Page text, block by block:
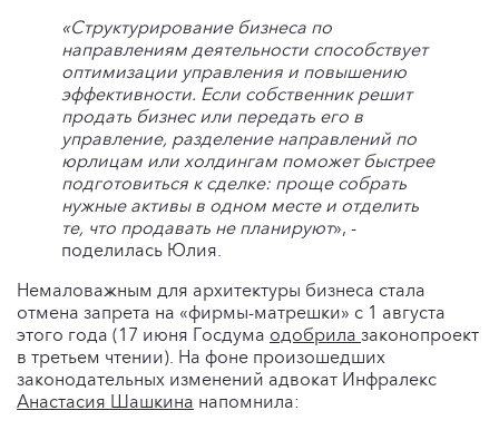
«Структурирование бизнеса по
направлениям деятельности способствует
оптимизации управления и повышению
эффективности. Если собственник решит
продать бизнес или передать его в
управление, разделение направлений по
юрлицам или холдингам поможет быстрее
подготовиться к сделке: проще собрать
нужные активы в одном месте и отделить
те, что продавать не планируют», -
поделилась Юлия.
Немаловажным для архитектуры бизнеса стала
отмена запрета на «фирмы-матрешки» с 1 августа
этого года (17 июня Госдума одобрила законопроект
в третьем чтении). На фоне произошедших
законодательных изменений адвокат Инфралекс
Анастасия Шашкина напомнила: